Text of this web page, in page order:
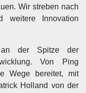
Wir streben nach
weitere Innovation
an der Spitze der
Von Ping
Wege bereitet, mit
Holland von der